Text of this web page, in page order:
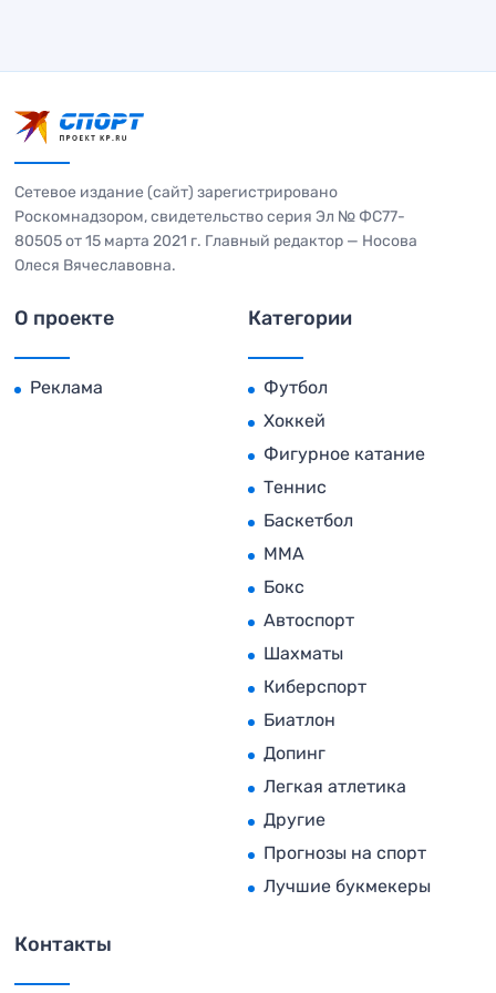
Сетевое издание (сайт) зарегистрировано
Роскомнадзором, свидетельство серия Эл № ФС77-
80505 от 15 марта 2021 г. Главный редактор — Носова
Олеся Вячеславовна.
О проекте
Реклама
Категории
Футбол
Хоккей
Фигурное катание
Теннис
Баскетбол
MMA
Бокс
Автоспорт
Шахматы
Киберспорт
Биатлон
Допинг
Легкая атлетика
Другие
Прогнозы на спорт
Лучшие букмекеры
Контакты